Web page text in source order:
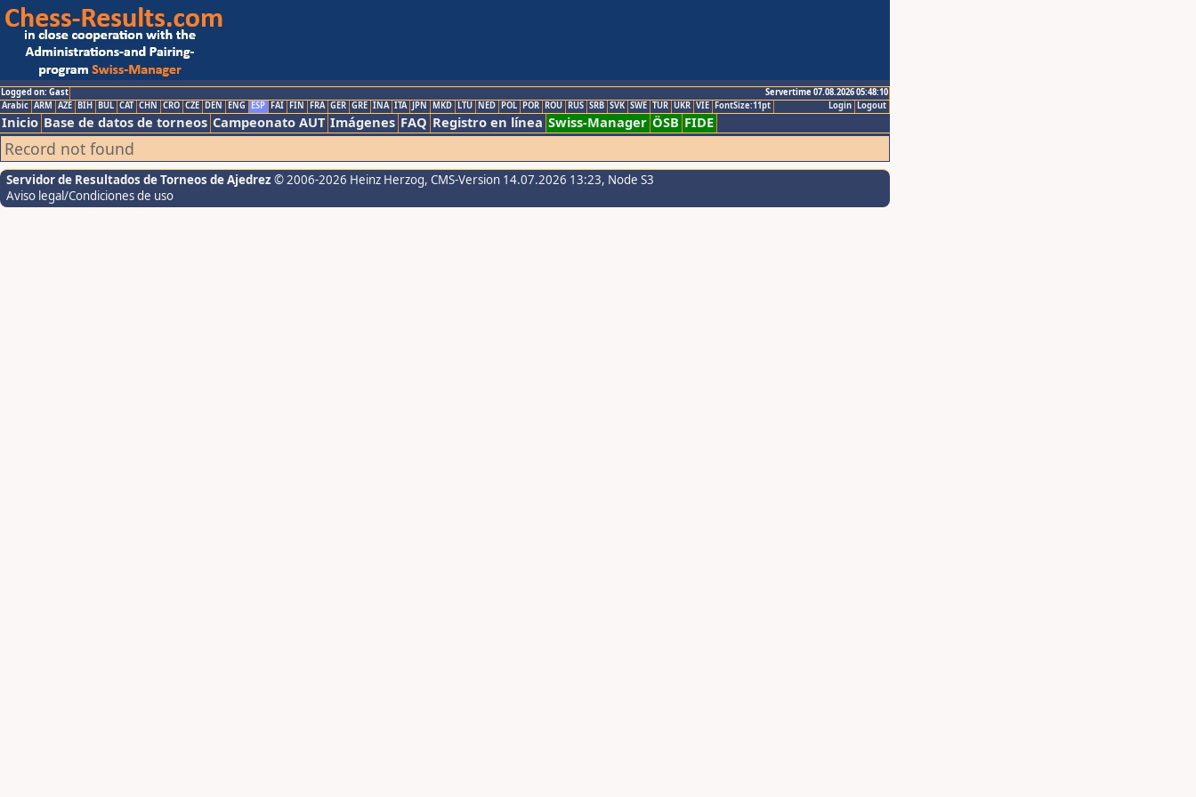
Logged on: Gast
Servertime 07.08.2026 05:48:10
Logout
Login
Arabic ARM AZE BIH BUL CAT CHN CRO CZE DEN ENG ESP FAI FIN FRA GER GRE INA ITA JPN MKD LTU NED POL POR ROU RUS SRB SVK SWE TUR UKR VIE FontSize:11pt
Inicio Base de datos de torneos Campeonato AUT Imágenes FAQ Registro en línea Swiss-Manager ÖSB FIDE
Record not found
Servidor de Resultados de Torneos de Ajedrez © 2006-2026 Heinz Herzog, CMS-Version 14.07.2026 13:23, Node S3
Aviso legal/Condiciones de uso